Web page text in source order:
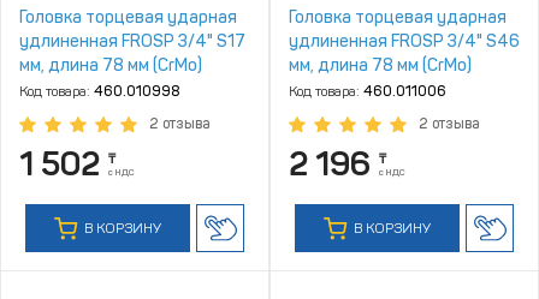
Головка торцевая ударная
удлиненная FROSP 3/4" S17
мм, длина 78 мм (CrMo)
Код товара: 460.010998
2 отзыва
1 502 ₸
с НДС
В КОРЗИНУ
Головка торцевая ударная
удлиненная FROSP 3/4" S46
мм, длина 78 мм (CrMo)
Код товара: 460.011006
2 отзыва
2 196 ₸
с НДС
В КОРЗИНУ